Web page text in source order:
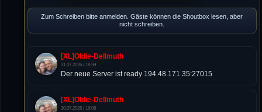
Zum Schreiben bitte anmelden. Gäste können die Shoutbox lesen, aber
nicht schreiben.
[XL]Oldie-Dellmuth
31.07.2026 / 18:59
Der neue Server ist ready 194.48.171.35:27015
[XL]Oldie-Dellmuth
30.07.2026 / 16:08